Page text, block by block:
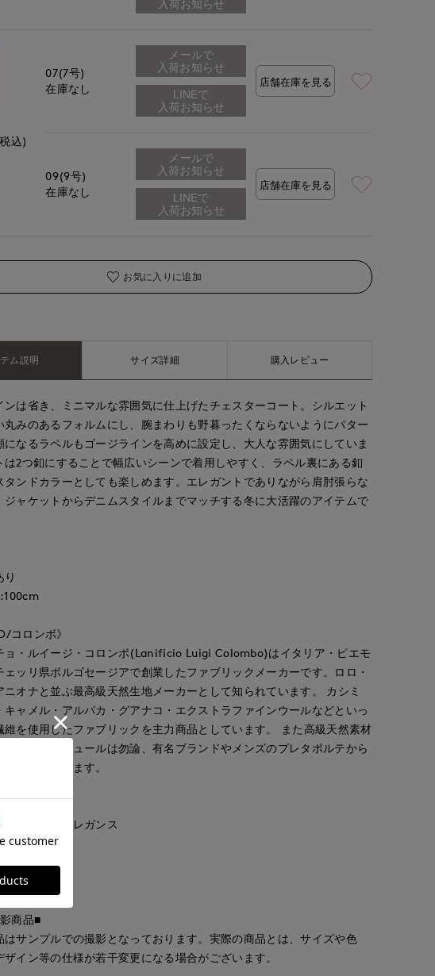
ao
岡山天満屋SUPERIORCLOSET
157
cm
ao
岡山天満屋SUPERIORCLOSET
157 cm
ao
岡山天満屋SUPERIORCLOSET
157
cm
tanaka
岡山天満屋SUPERIORCLOSET
170cm
込)
07(7号)
在庫なし
メールで
入荷お知らせ
店舗在庫を見る
09(9号)
在庫なし
メールで
入荷お知らせ
店舗在庫を見る
お気に入りに追加
ム説明 サイズ詳細 購入レビュー
ンは省き、ミニマルな雰囲気に仕上げたチェスターコート。シルエット
丸みのあるフォルムにし、腕まわりも野暮ったくならないようにパター
になるラペルもゴージラインを高めに設定し、大人な雰囲気にしていま
は2つ釦にすることで幅広いシーンで着用しやすく、ラペル裏にある釦
タンドカラーとしても楽しめます。エレガントでありながら肩肘張らな
ジャケットからデニムスタイルまでマッチする冬に大活躍のアイテムで
り
:100cm
コロンボ》
ョ・ルイージ・コロンボ(Lanificio Luigi Colombo)はイタリア・ピエモ
ェッリ県ボルゴセージアで創業したファブリックメーカーです。ロロ・
ニオナと並ぶ最高級天然生地メーカーとして知られています。 カシミ
キャメル・アルパカ・グアナコ・エクストラファインウールなどといっ
維を使用したファブリックを主力商品としています。 また高級天然素材
はオートクチュールは勿論、有名ブランドやメンズのプレタポルテから
価されています。
る心地よいエレガンス
る慶び
上質
商品■
はサンプルでの撮影となっております。実際の商品とは、サイズや色
イン等の仕様が若干変更になる場合がございます。